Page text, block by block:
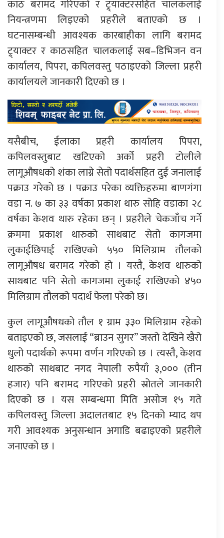
काठ बरामद गरिएको र ट्र्याक्टरसहित चालकलाई
नियन्त्रणमा लिइएको प्रहरीले बताएको छ ।
घटनासम्बन्धी आवश्यक कारबाहीका लागि बरामद
ट्र्याक्टर र काठसहित चालकलाई सब–डिभिजन वन
कार्यालय, पिपरा, कपिलवस्तु पठाइएको जिल्ला प्रहरी
कार्यालयले जानकारी दिएको छ ।
यसैबीच, ईलाका प्रहरी कार्यालय पिपरा,
कपिलवस्तुबाट खटिएको अर्को प्रहरी टोलीले
लागूऔषधको शंका लाग्ने सेतो पदार्थसहित दुई जनालाई
पक्राउ गरेको छ । पक्राउ परेका व्यक्तिहरुमा बाणगंगा
वडा न. ७ का ३३ वर्षका प्रकाश थारु सोहि वडाका २८
वर्षका केशव थारु रहेका छन् । प्रहरीले चेकजाँच गर्ने
क्रममा प्रकाश थारुको साथबाट सेतो कागजमा
लुकाईछिपाई राखिएको ५५० मिलिग्राम तौलको
लागूऔषध बरामद गरेको हो । यस्तै, केशव थारुको
साथबाट पनि सेतो कागजमा लुकाई राखिएको ४५०
मिलिग्राम तौलको पदार्थ फेला परेको छ।
कुल लागूऔषधको तौल १ ग्राम ३३० मिलिग्राम रहेको
बताइएको छ, जसलाई “ब्राउन सुगर” जस्तो देखिने खैरो
धुलो पदार्थको रूपमा वर्णन गरिएको छ । त्यस्तै, केशव
थारुको साथबाट नगद नेपाली रुपैयाँ ३,००० (तीन
हजार) पनि बरामद गरिएको प्रहरी स्रोतले जानकारी
दिएको छ । यस सम्बन्धमा मिति असोज १५ गते
कपिलवस्तु जिल्ला अदालतबाट १५ दिनको म्याद थप
गरी आवश्यक अनुसन्धान अगाडि बढाइएको प्रहरीले
जनाएको छ ।